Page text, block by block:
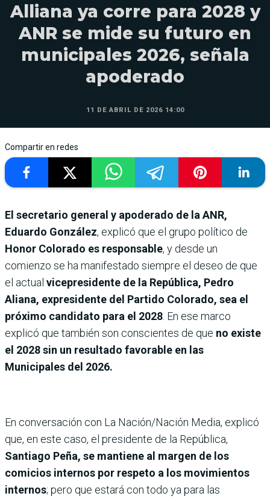
Alliana ya corre para 2028 y
ANR se mide su futuro en
municipales 2026, señala
apoderado
11 DE ABRIL DE 2026 14:00
Compartir en redes
El secretario general y apoderado de la ANR,
Eduardo González, explicó que el grupo político de
Honor Colorado es responsable, y desde un
comienzo se ha manifestado siempre el deseo de que
el actual vicepresidente de la República, Pedro
Aliana, expresidente del Partido Colorado, sea el
próximo candidato para el 2028 . En ese marco
explicó que también son conscientes de que no existe
el 2028 sin un resultado favorable en las
Municipales del 2026.
En conversación con La Nación/Nación Media, explicó
que, en este caso, el presidente de la República,
Santiago Peña, se mantiene al margen de los
comicios internos por respeto a los movimientos
internos; pero que estará con todo ya para las